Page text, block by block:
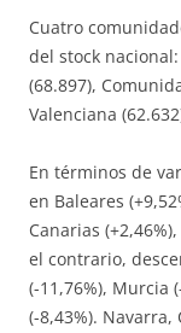
Cuatro
del stock
(68.897),
Valenciana
En términos de
en Baleares
Canarias
el contrario,
(-11,76%), Murcia
(-8,43%).